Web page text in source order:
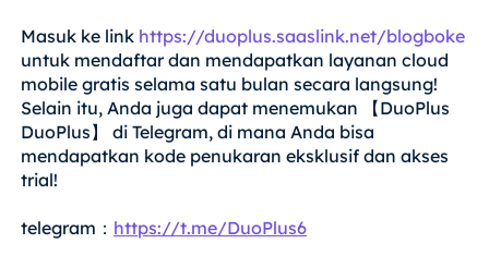
Masuk ke link https://duoplus.saaslink.net/blogboke
untuk mendaftar dan mendapatkan layanan cloud
mobile gratis selama satu bulan secara langsung!
Selain itu, Anda juga dapat menemukan 【DuoPlus
DuoPlus】 di Telegram, di mana Anda bisa
mendapatkan kode penukaran eksklusif dan akses
trial!
telegram： https://t.me/DuoPlus6